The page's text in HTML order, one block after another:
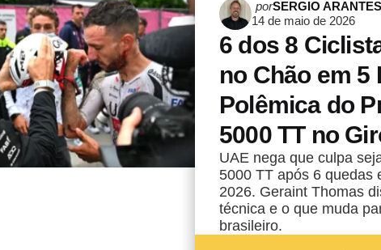
Postado
por
porSERGIO ARANTES
14 de maio de 2026
6 dos 8
no Chão em 5
Polêmica do
5000 TT no
UAE nega que culpa
5000 TT após 6 quedas
2026. Geraint Thomas
técnica e o que muda
brasileiro.